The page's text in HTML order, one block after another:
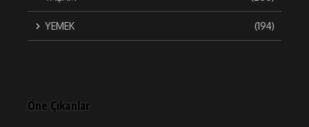
YEMEK (194)
Öne Çıkanlar